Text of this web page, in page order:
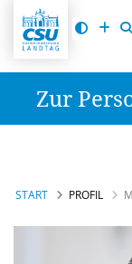
Zur
START PROFIL